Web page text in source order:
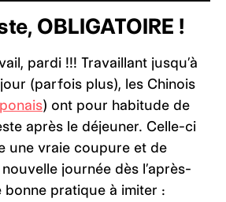
OBLIGATOIRE !
pardi !!! Travaillant jusqu’à
(parfois plus), les Chinois
) ont pour habitude de
après le déjeuner. Celle-ci
une vraie coupure et de
journée dès l’après-
bonne pratique à imiter :